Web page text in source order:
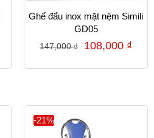
Ghế đẩu inox mặt nệm Simili
GD05
147,000₫ 108,000 ₫
-21%